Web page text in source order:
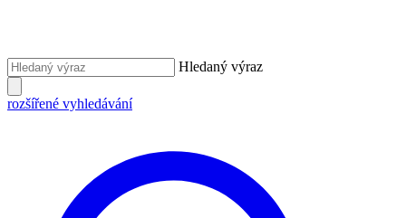
Hledaný výraz
rozšířené vyhledávání